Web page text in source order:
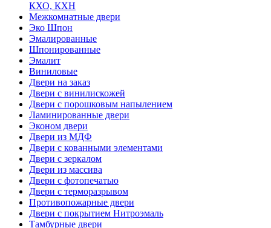
КХО, КХН
Межкомнатные двери
Эко Шпон
Эмалированные
Шпонированные
Эмалит
Виниловые
Двери на заказ
Двери с винилискожей
Двери с порошковым напылением
Ламинированные двери
Эконом двери
Двери из МДФ
Двери с кованными элементами
Двери с зеркалом
Двери из массива
Двери с фотопечатью
Двери с терморазрывом
Противопожарные двери
Двери с покрытием Нитроэмаль
Тамбурные двери